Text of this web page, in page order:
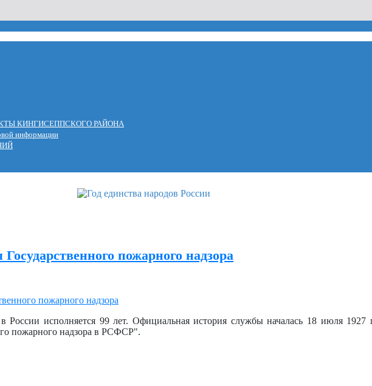
КИНГИСЕППСКОГО РАЙОНА
информации
пожарного надзора
России исполняется 99 лет. Официальная история службы началась 18 июля 1927
пожарного надзора в РСФСР".